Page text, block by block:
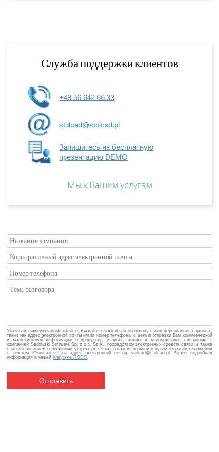
Служба поддержки клиентов
+48 56 642 66 33
stolcad@stolcad.pl
Запишитесь на бесплатную
презентацию DEMO
Мы к Вашим услугам
Указывая вышеуказанные данные, Вы даёте согласие на обработку своих персональных данных,
таких как адрес электронной почты и/или номер телефона, с целью отправки Вам коммерческой
и маркетинговой информации о продуктах, услугах, акциях и мероприятиях, связанных с
компанией Sadowski Software Sp. z o.o. Sp.K., посредством электронных средств связи, а также
с использованием телефонных устройств. Отзыв согласия возможен путём отправки сообщения
с текстом "Отписаться" на адрес электронной почты: stolcad@stolcad.pl. Более подробная
информация в нашей Клаузуле RODO.
Отправить